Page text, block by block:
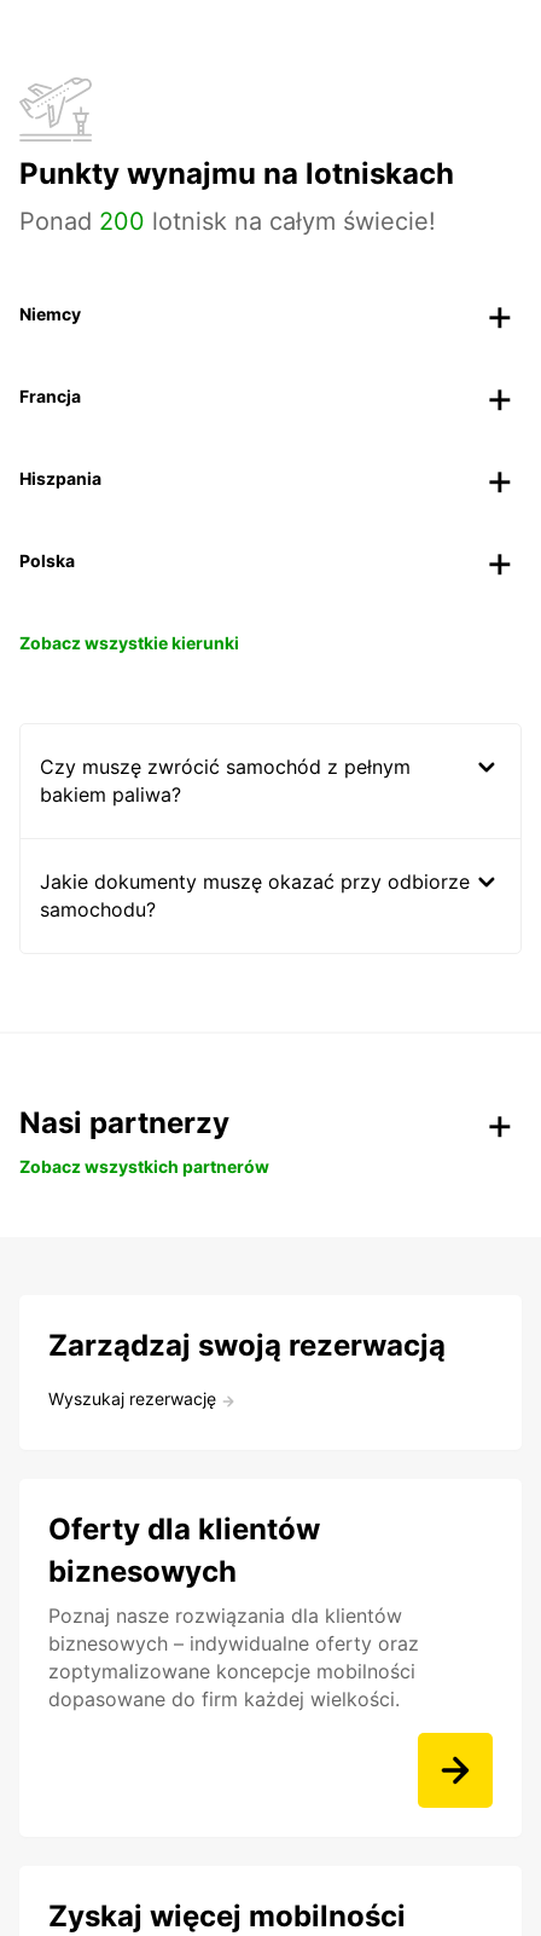
Punkty wynajmu na lotniskach
Ponad 200 lotnisk na całym świecie!
Niemcy
Francja
Hiszpania
Polska
Zobacz wszystkie kierunki
Czy muszę zwrócić samochód z pełnym
bakiem paliwa?
Jakie dokumenty muszę okazać przy odbiorze
samochodu?
Nasi partnerzy
Zobacz wszystkich partnerów
Zarządzaj swoją rezerwacją
Wyszukaj rezerwację
Oferty dla klientów
biznesowych
Poznaj nasze rozwiązania dla klientów
biznesowych – indywidualne oferty oraz
zoptymalizowane koncepcje mobilności
dopasowane do firm każdej wielkości.
Zyskaj więcej mobilności